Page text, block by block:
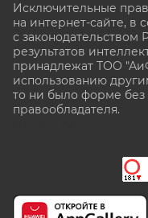
Исключительные
на интернет-сайте, в
с законодательством
результатов
принадлежат ТОО
использованию
то ни было форме
правообладателя.